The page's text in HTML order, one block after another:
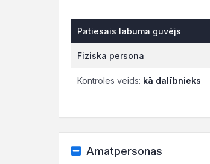
Patiesais labuma guvējs
Fiziska persona
Kontroles veids: kā dalībnieks
Amatpersonas